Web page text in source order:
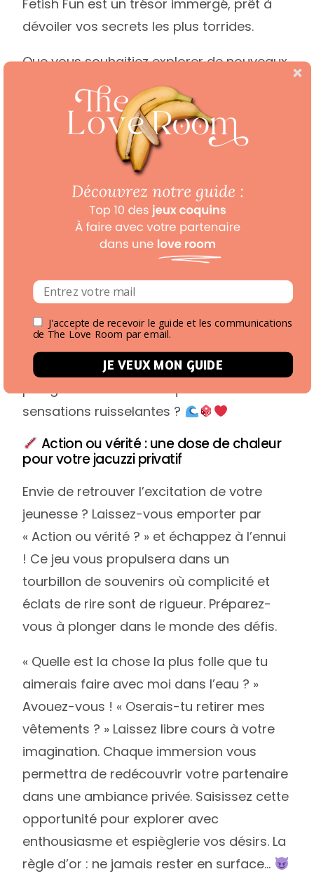
Fetish Fun est un trésor immergé, prêt à
dévoiler vos secrets les plus torrides.
Que vous souhaitiez explorer de nouveaux
horizons érotiques ou ajouter une touche
pétillante à vos soirées déjà passionnées,
lancez les dés et laissez-les guider vos
aventures sous-marines ! Prenez les
décisions pour votre partenaire en suivant
les 30 défis bien trempés du jeu. Et pour
parfaire le tout, choisissez parmi les 12
scénarios pour célébrer votre victoire !
Oubliez les pions classiques et les cases
ennuyeuses, Fetish Fun sera votre nouvelle
ancre de complicité. Alors, êtes-vous
prêt(e) à être le roi/la reine des vagues,
savourant la plaisir de la victoire, ou le
sensations ruisselantes ?
Action ou vérité : une dose de chaleur
pour votre jacuzzi privatif
Envie de retrouver l’excitation de votre
jeunesse ? Laissez-vous emporter par
« Action ou vérité ? » et échappez à l’ennui
! Ce jeu vous propulsera dans un
tourbillon de souvenirs où complicité et
éclats de rire sont de rigueur. Préparez-
vous à plonger dans le monde des défis.
« Quelle est la chose la plus folle que tu
aimerais faire avec moi dans l’eau ? »
Avouez-vous ! « Oserais-tu retirer mes
vêtements ? » Laissez libre cours à votre
imagination. Chaque immersion vous
permettra de redécouvrir votre partenaire
dans une ambiance privée. Saisissez cette
opportunité pour explorer avec
enthousiasme et espièglerie vos désirs. La
règle d’or : ne jamais rester en surface…
JE VEUX MON GUIDE
J'accepte de recevoir le guide et les communications
de The Love Room par email.